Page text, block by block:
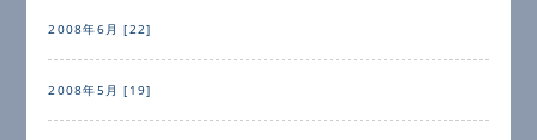
2008年6月 [22]
2008年5月 [19]